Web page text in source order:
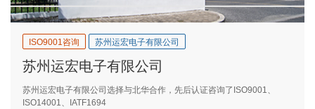
ISO9001咨询 苏州运宏电子有限公司
苏州运宏电子有限公司
苏州运宏电子有限公司选择与北华合作，先后认证咨询了ISO9001、
ISO14001、IATF1694